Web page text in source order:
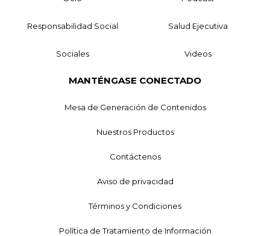
Responsabilidad Social Salud Ejecutiva
Sociales Videos
MANTÉNGASE CONECTADO
Mesa de Generación de Contenidos
Nuestros Productos
Contáctenos
Aviso de privacidad
Términos y Condiciones
Política de Tratamiento de Información